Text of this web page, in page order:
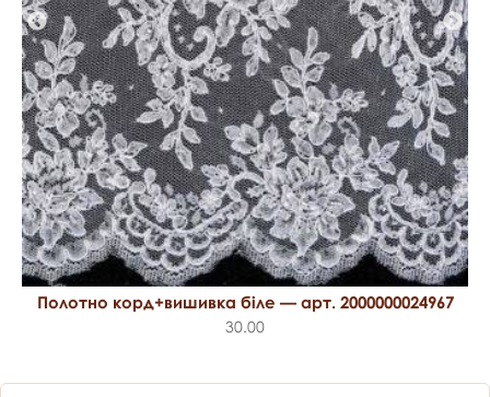
Полотно корд+вишивка біле — арт. 2000000024967
30.00